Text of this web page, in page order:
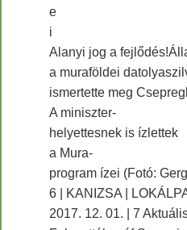
e
i
Alanyi jog a
a muraföldei
ismertette meg
A miniszter-
helyettesnek is ízlettek
a Mura-
program ízei (Fotó:
6 | KANIZSA |
2017. 12. 01. | 7